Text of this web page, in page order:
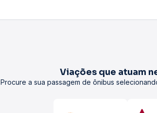
Viações que atuam
Procure a sua passagem de ônibus